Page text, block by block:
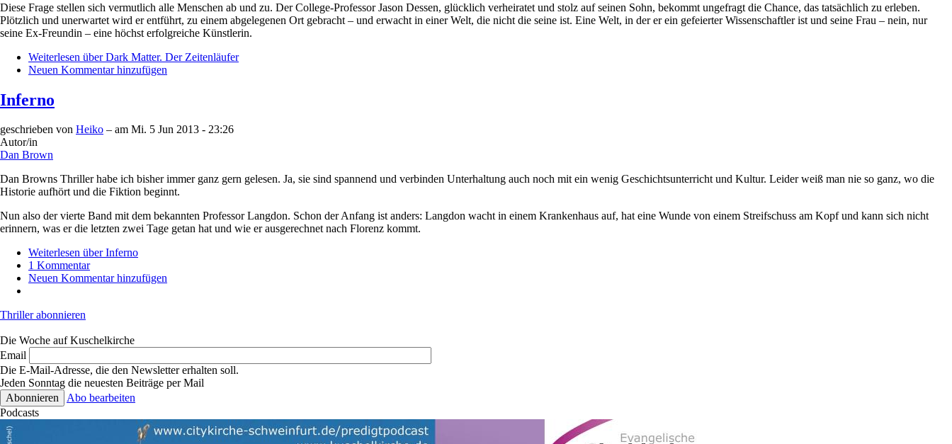
Diese Frage stellen sich vermutlich alle Menschen ab und zu. Der College-Professor Jason Dessen, glücklich verheiratet und stolz auf seinen Sohn, bekommt ungefragt die Chance, das tatsächlich zu erleben.
Plötzlich und unerwartet wird er entführt, zu einem abgelegenen Ort gebracht – und erwacht in einer Welt, die nicht die seine ist. Eine Welt, in der er ein gefeierter Wissenschaftler ist und seine Frau – nein, nur
seine Ex-Freundin – eine höchst erfolgreiche Künstlerin.
Weiterlesen über Dark Matter. Der Zeitenläufer
Neuen Kommentar hinzufügen
Inferno
geschrieben von Heiko – am Mi. 5 Jun 2013 - 23:26
Autor/in
Dan Brown
Dan Browns Thriller habe ich bisher immer ganz gern gelesen. Ja, sie sind spannend und verbinden Unterhaltung auch noch mit ein wenig Geschichtsunterricht und Kultur. Leider weiß man nie so ganz, wo die
Historie aufhört und die Fiktion beginnt.
Nun also der vierte Band mit dem bekannten Professor Langdon. Schon der Anfang ist anders: Langdon wacht in einem Krankenhaus auf, hat eine Wunde von einem Streifschuss am Kopf und kann sich nicht
erinnern, was er die letzten zwei Tage getan hat und wie er ausgerechnet nach Florenz kommt.
Weiterlesen über Inferno
1 Kommentar
Neuen Kommentar hinzufügen
Thriller abonnieren
Die Woche auf Kuschelkirche
Email
Die E-Mail-Adresse, die den Newsletter erhalten soll.
Jeden Sonntag die neuesten Beiträge per Mail
Abo bearbeiten
Podcasts